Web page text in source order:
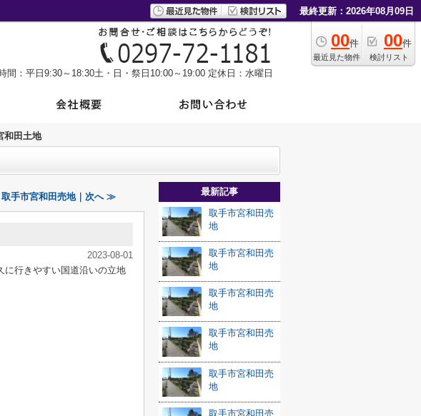
最終更新：2026年08月09日
00件
最近見た物件
00件
検討リスト
間：平日9:30～18:30土・日・祭日10:00～19:00 定休日：水曜日
和田土地
取手市宮和田売地｜次へ ≫
2023-08-01
行きやすい国道沿いの立地
最新記事
取手市宮和田売
地
取手市宮和田売
地
取手市宮和田売
地
取手市宮和田売
地
取手市宮和田売
地
取手市宮和田売